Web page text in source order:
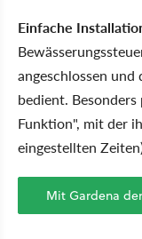
Einfache
angeschlossen
bedient.
Funktion", mit der
eingestellten
Mit Gardena